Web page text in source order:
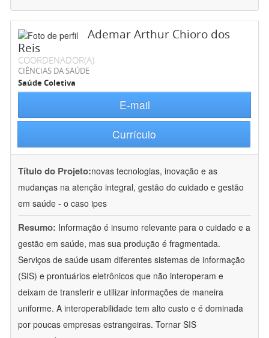
Ademar Arthur Chioro dos
Reis
COORDENADOR(A)
CIÊNCIAS DA SAÚDE
Saúde Coletiva
E-mail
Currículo
Título do Projeto:novas tecnologias, inovação e as
mudanças na atenção integral, gestão do cuidado e gestão
em saúde - o caso ipes
Resumo: Informação é insumo relevante para o cuidado e a
gestão em saúde, mas sua produção é fragmentada.
Serviços de saúde usam diferentes sistemas de informação
(SIS) e prontuários eletrônicos que não interoperam e
deixam de transferir e utilizar informações de maneira
uniforme. A interoperabilidade tem alto custo e é dominada
por poucas empresas estrangeiras. Tornar SIS